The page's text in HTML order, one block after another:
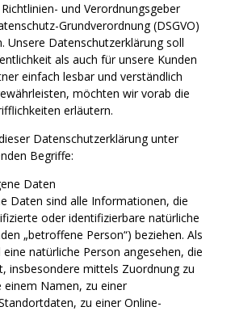
und Verordnungsgeber
Grundverordnung (DSGVO)
Unsere Datenschutzerklärung soll
als auch für unsere Kunden
einfach lesbar und verständlich
möchten wir vorab die
erläutern.
Datenschutzerklärung unter
Begriffe:
Daten
Daten sind alle Informationen, die
oder identifizierbare natürliche
„betroffene Person“) beziehen. Als
natürliche Person angesehen, die
insbesondere mittels Zuordnung zu
einem Namen, zu einer
zu einer Online-